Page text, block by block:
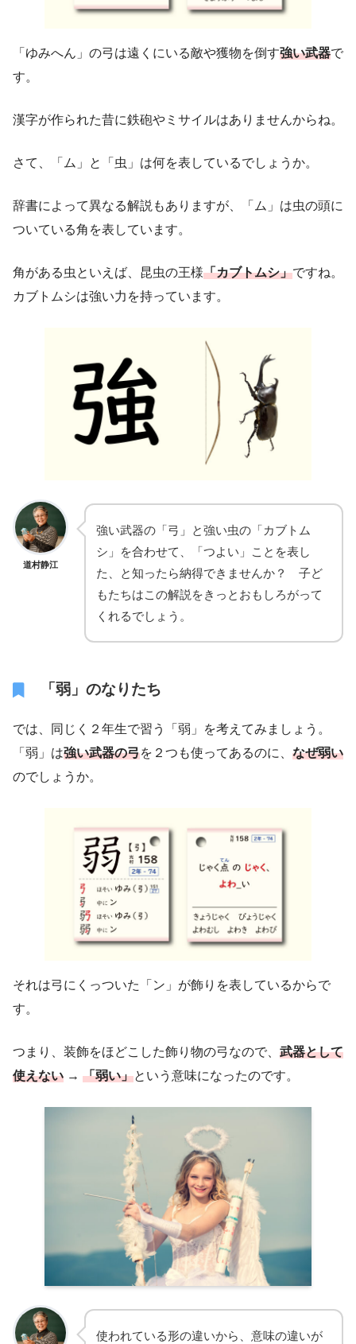
「ゆみへん」の弓は遠くにいる敵や獲物を倒す強い武器で
す。
漢字が作られた昔に鉄砲やミサイルはありませんからね。
さて、「ム」と「虫」は何を表しているでしょうか。
辞書によって異なる解説もありますが、「ム」は虫の頭に
ついている角を表しています。
角がある虫といえば、昆虫の王様「カブトムシ」ですね。
カブトムシは強い力を持っています。
道村静江
強い武器の「弓」と強い虫の「カブトム
シ」を合わせて、「つよい」ことを表し
た、と知ったら納得できませんか？ 子ど
もたちはこの解説をきっとおもしろがって
くれるでしょう。
「弱」のなりたち
では、同じく２年生で習う「弱」を考えてみましょう。
「弱」は強い武器の弓を２つも使ってあるのに、 なぜ弱い
のでしょうか。
それは弓にくっついた「ン」が飾りを表しているからで
す。
つまり、装飾をほどこした飾り物の弓なので、 武器として
使えない → 「弱い」という意味になったのです。
使われている形の違いから、意味の違いが